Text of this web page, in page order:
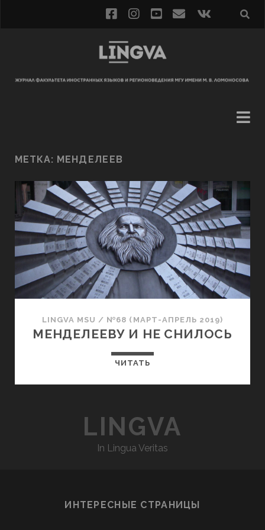
МЕТКА: МЕНДЕЛЕЕВ
LINGVA MSU / №68 (МАРТ-АПРЕЛЬ 2019)
МЕНДЕЛЕЕВУ И НЕ СНИЛОСЬ
ЧИТАТЬ
LINGVA
In Lingua Veritas
ИНТЕРЕСНЫЕ СТРАНИЦЫ